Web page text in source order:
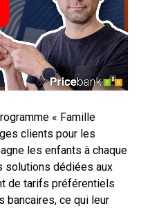
« Famille
clients pour les
les enfants à chaque
solutions dédiées aux
de tarifs préférentiels
bancaires, ce qui leur